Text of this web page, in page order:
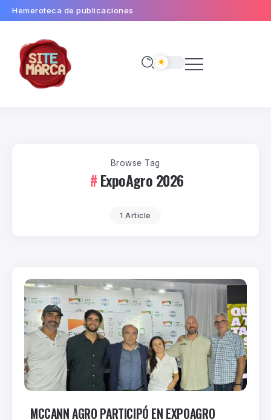
Hemeroteca de publicaciones
Browse Tag
ExpoAgro 2026
1 Article
MCCANN AGRO PARTICIPÓ EN EXPOAGRO